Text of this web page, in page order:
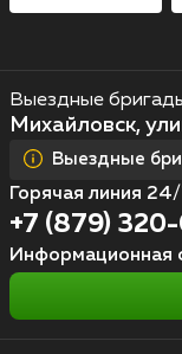
Выездные
Михайловск,
Выездные
Горячая линия
+7 (879)
Информационная